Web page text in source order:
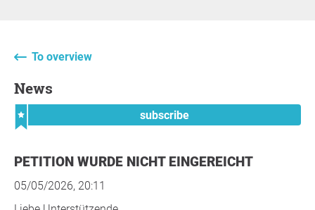
To overview
News
subscribe
PETITION WURDE NICHT EINGEREICHT
05/05/2026, 20:11